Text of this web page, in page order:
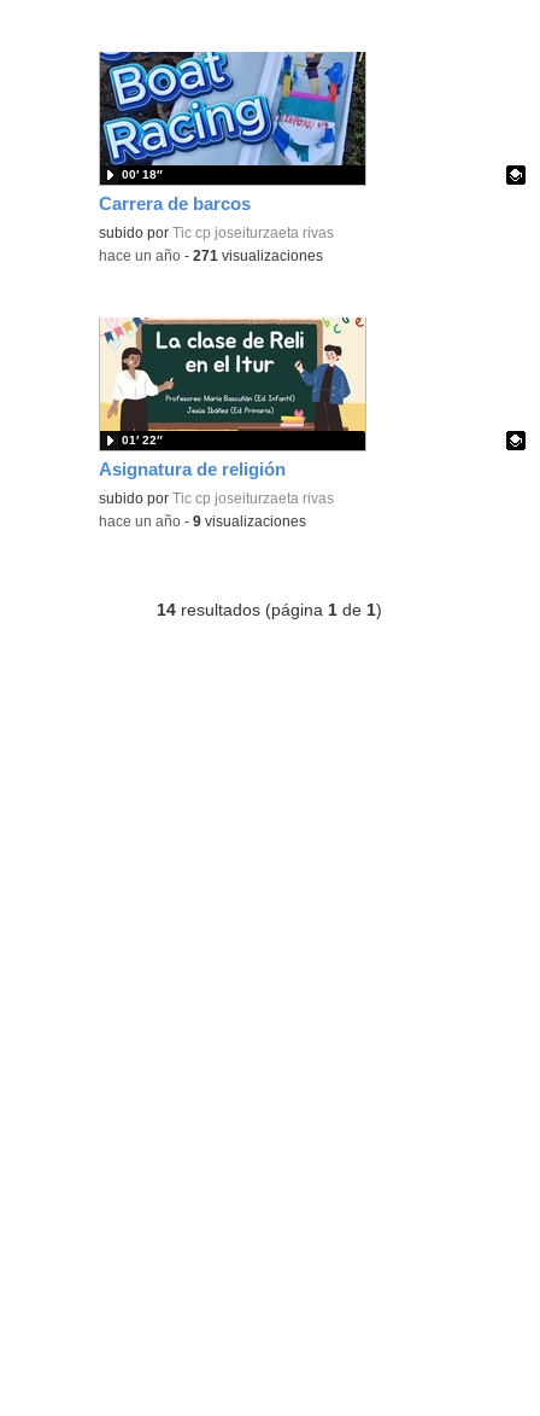
Carrera de barcos
Contenido educativo.
subido porTic cp joseiturzaeta rivas
00′ 18″
-hace un año -271 visualizaciones
Asignatura de religión
Contenido educativo.
subido porTic cp joseiturzaeta rivas
01′ 22″
-hace un año -9 visualizaciones
14 resultados (página1 de1)